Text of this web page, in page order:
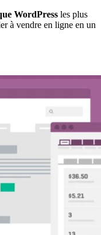
WordPress les plus
à vendre en ligne en un